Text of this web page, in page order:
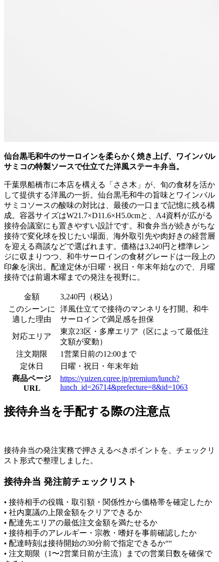
仙台黒毛和牛のサーロインを柔らかく焼き上げ、ワインバル
サミコの特製ソースで仕立てた洋風ステーキ弁当。
千葉県船橋市に本店を構える「ささ木」が、旬の食材を活か
して提供する洋風の一折。仙台黒毛和牛の旨味とワインバル
サミコソースの酸味の対比は、最後の一口まで記憶に残る構
成。容器サイズはW21.7×D11.6×H5.0cmと、A4資料が広がる
接待会議室にも置きやすい設計です。和食弁当が続きがちな
接待で変化球を投じたい場面、海外取引先や肉好きの経営層
を迎える商談などで選ばれます。価格は3,240円と標準レン
ジに収まりつつ、和牛サーロインの食材グレードは一段上の
印象を演出。配達定休が日曜・祝日・年末年始なので、月曜
接待では前週木曜までの発注を視野に。
金額
3,240円（税込）
このシーンに
適した理由
洋風仕立てで接待のマンネリを打開。和牛
サーロインで満足感を担保
対応エリア
東京23区・多摩エリア（区によって最低注
文額が変動）
注文期限
1営業日前の12:00まで
定休日
日曜・祝日・年末年始
商品ページ
URL
https://yuizen.cqree.jp/premium/lunch?
lunch_id=26714&prefecture=8&id=1063
接待弁当を手配する際の注意点
接待弁当の発注実務で押さえるべきポイントを、チェックリ
スト形式で整理しました。
接待弁当 発注前チェックリスト
• 接待相手の役職・取引額・関係性から価格帯を確定したか
• 社内稟議の上限金額をクリアできるか
• 配達先エリアの最低注文金額を満たせるか
• 接待相手のアレルギー・宗教・嗜好を事前確認したか
• 配達時刻は接待開始の30分前で指定できるか““
• 注文期限（1〜2営業日前が主流）までの営業日数を確保で